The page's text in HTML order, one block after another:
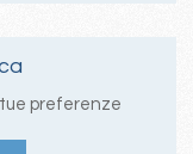
preferenze